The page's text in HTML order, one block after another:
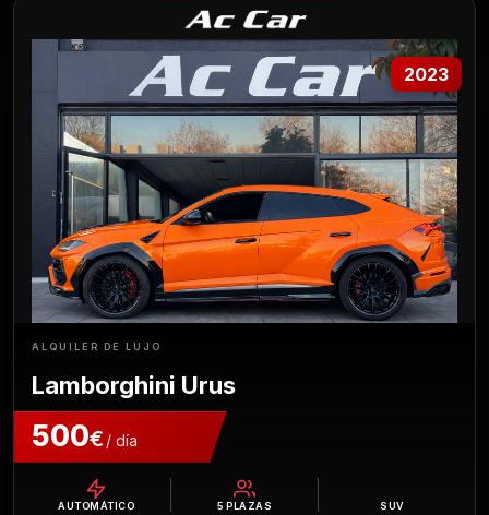
2023
ALQUILER DE LUJO
Lamborghini Urus
500€ / día
AUTOMÁTICO 5 PLAZAS SUV